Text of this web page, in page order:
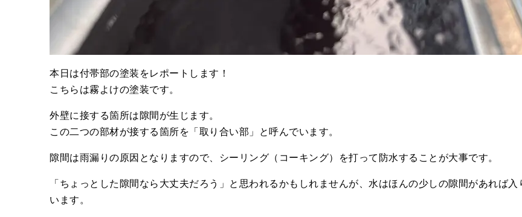
本日は付帯部の塗装をレポートします！
こちらは霧よけの塗装です。
外壁に接する箇所は隙間が生じます。
この二つの部材が接する箇所を「取り合い部」と呼んでいます。
隙間は雨漏りの原因となりますので、シーリング（コーキング）を打って防水することが大事です。
「ちょっとした隙間なら大丈夫だろう」と思われるかもしれませんが、水はほんの少しの隙間があれば入
います。